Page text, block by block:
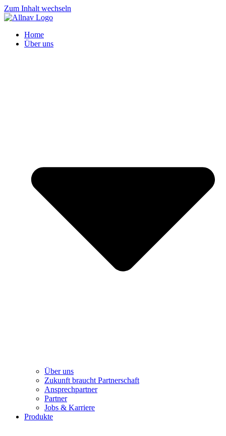
Zum Inhalt wechseln
Home
Über uns
Über uns
Zukunft braucht Partnerschaft
Ansprechpartner
Partner
Jobs & Karriere
Produkte